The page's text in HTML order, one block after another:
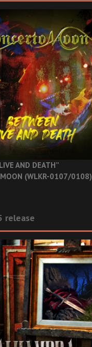
AND DEATH”
MOON (WLKR-0107/0108)
release